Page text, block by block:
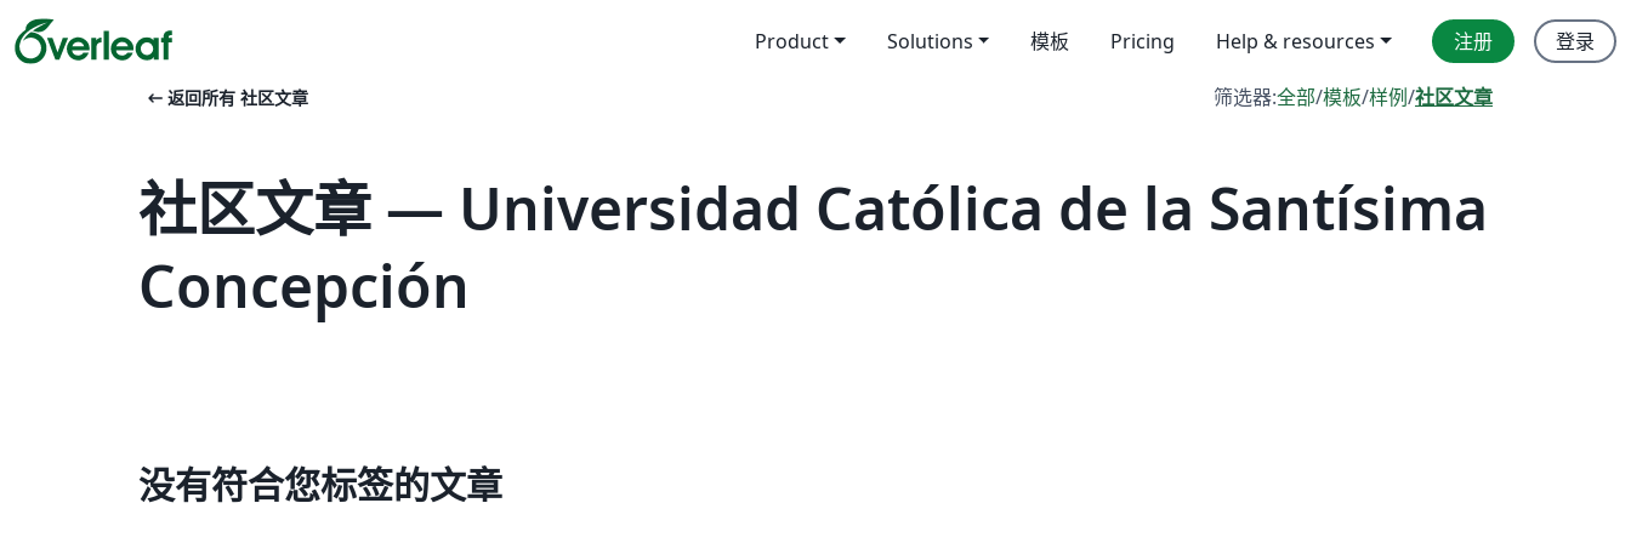
Product Solutions 模板 Pricing Help & resources 注册 登录
arrow_left_alt 返回所有 社区文章 筛选器:全部/模板/样例/社区文章
社区文章 — Universidad Católica de la Santísima
Concepción
没有符合您标签的文章